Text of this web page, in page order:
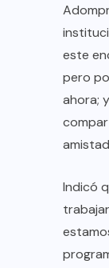
este
pero
ahora;
Indicó